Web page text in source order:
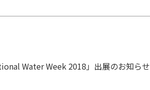
Water Week 2018」出展のお知らせ